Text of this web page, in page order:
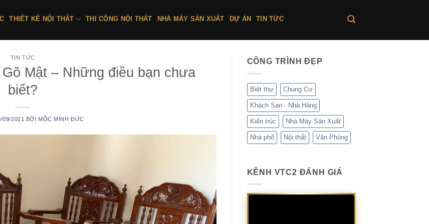
THIẾT KẾ NỘI THẤT THI CÔNG NỘI THẤT NHÀ MÁY SẢN XUẤT DỰ ÁN TIN TỨC
TIN TỨC
Mật – Những điều bạn chưa
biết?
09/2021 BỞI MỘC MINH ĐỨC
CÔNG TRÌNH ĐẸP
Biệt thự Chung Cư
Khách Sạn - Nhà Hàng
Kiến trúc Nhà Máy Sản Xuất
Nhà phố Nội thất Văn Phòng
KÊNH VTC2 ĐÁNH GIÁ
Trình